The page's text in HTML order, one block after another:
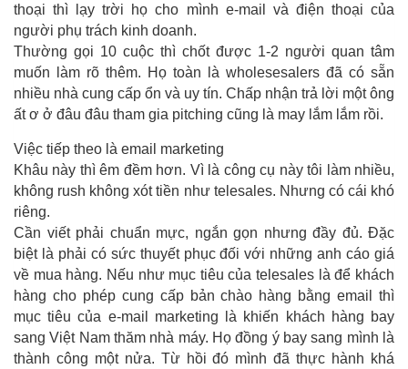
thoại thì lạy trời họ cho mình e-mail và điện thoại của
người phụ trách kinh doanh.
Thường gọi 10 cuộc thì chốt được 1-2 người quan tâm
muốn làm rõ thêm. Họ toàn là wholesesalers đã có sẵn
nhiều nhà cung cấp ổn và uy tín. Chấp nhận trả lời một ông
ất ơ ở đâu đâu tham gia pitching cũng là may lắm lắm rồi.
Việc tiếp theo là email marketing
Khâu này thì êm đềm hơn. Vì là công cụ này tôi làm nhiều,
không rush không xót tiền như telesales. Nhưng có cái khó
riêng.
Cần viết phải chuẩn mực, ngắn gọn nhưng đầy đủ. Đặc
biệt là phải có sức thuyết phục đối với những anh cáo giá
về mua hàng. Nếu như mục tiêu của telesales là để khách
hàng cho phép cung cấp bản chào hàng bằng email thì
mục tiêu của e-mail marketing là khiến khách hàng bay
sang Việt Nam thăm nhà máy. Họ đồng ý bay sang mình là
thành công một nửa. Từ hồi đó mình đã thực hành khá